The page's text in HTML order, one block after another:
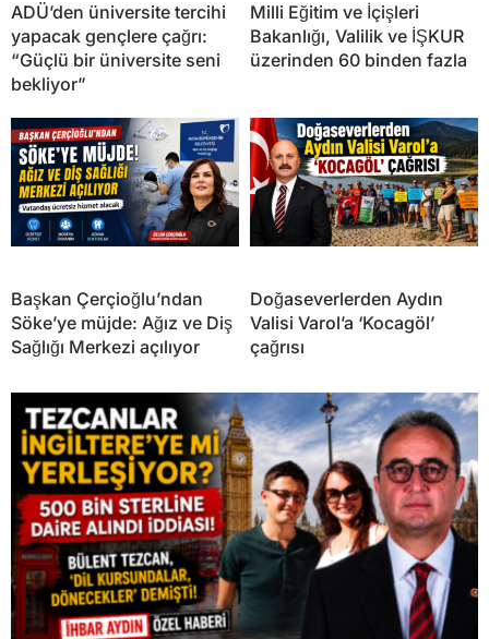
ADÜ’den üniversite tercihi
yapacak gençlere çağrı:
“Güçlü bir üniversite seni
bekliyor”
Milli Eğitim ve İçişleri
Bakanlığı, Valilik ve İŞKUR
üzerinden 60 binden fazla
Başkan Çerçioğlu’ndan
Söke’ye müjde: Ağız ve Diş
Sağlığı Merkezi açılıyor
Doğaseverlerden Aydın
Valisi Varol’a ‘Kocagöl’
çağrısı